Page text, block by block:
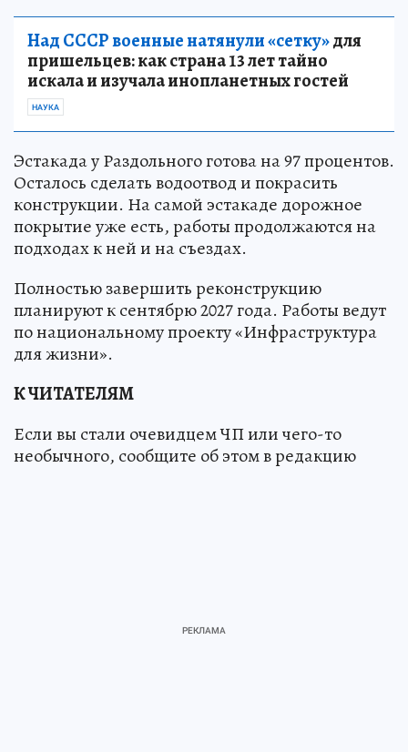
Над СССР военные натянули «сетку»для
пришельцев: как страна 13 лет тайно
искала и изучала инопланетных гостей
НАУКА
Эстакада у Раздольного готова на 97 процентов.
Осталось сделать водоотвод и покрасить
конструкции. На самой эстакаде дорожное
покрытие уже есть, работы продолжаются на
подходах к ней и на съездах.
Полностью завершить реконструкцию
планируют к сентябрю 2027 года. Работы ведут
по национальному проекту «Инфраструктура
для жизни».
К ЧИТАТЕЛЯМ
Если вы стали очевидцем ЧП или чего-то
необычного, сообщите об этом в редакцию